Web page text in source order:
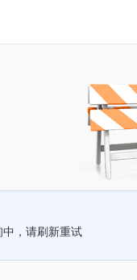
中，请刷新重试